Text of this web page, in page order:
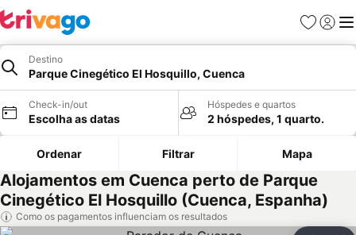
Favoritos
Iniciar
Destino
Parque Cinegético El Hosquillo, Cuenca
Check-in/out
Escolha as datas
Hóspedes e quartos
2 hóspedes, 1 quarto.
Ordenar Filtrar Mapa
Alojamentos em Cuenca perto de Parque
Cinegético El Hosquillo (Cuenca, Espanha)
Como os pagamentos influenciam os resultados